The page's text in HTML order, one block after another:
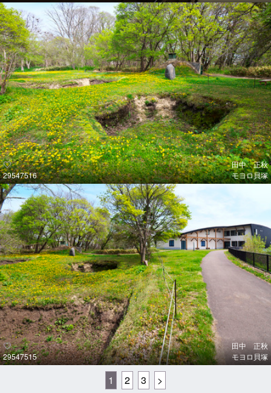
29547516
田中 正秋
モヨロ貝塚
29547515
田中 正秋
モヨロ貝塚
1 2 3 >